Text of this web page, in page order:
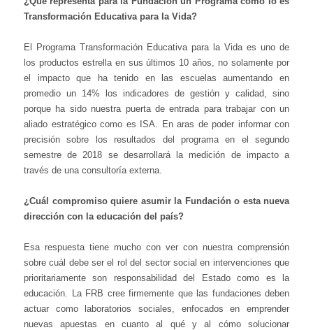
Transformación Educativa para la Vida?
El Programa Transformación Educativa para la Vida es uno de
los productos estrella en sus últimos 10 años, no solamente por
el impacto que ha tenido en las escuelas aumentando en
promedio un 14% los indicadores de gestión y calidad, sino
porque ha sido nuestra puerta de entrada para trabajar con un
aliado estratégico como es ISA. En aras de poder informar con
precisión sobre los resultados del programa en el segundo
semestre de 2018 se desarrollará la medición de impacto a
través de una consultoría externa.
¿Cuál compromiso quiere asumir la Fundación o esta nueva
dirección con la educación del país?
Esa respuesta tiene mucho con ver con nuestra comprensión
sobre cuál debe ser el rol del sector social en intervenciones que
prioritariamente son responsabilidad del Estado como es la
educación. La FRB cree firmemente que las fundaciones deben
actuar como laboratorios sociales, enfocados en emprender
nuevas apuestas en cuanto al qué y al cómo solucionar